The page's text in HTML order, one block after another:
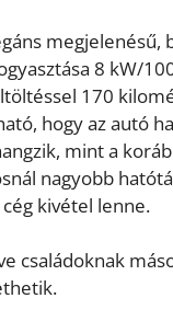
8 kW/
170
hogy az autó
mint a
nagyobb
kivétel lenne.
családoknak